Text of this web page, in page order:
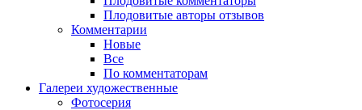
Плодовитые авторы отзывов
Комментарии
Новые
Все
По комментаторам
Галереи художественные
Фотосерия